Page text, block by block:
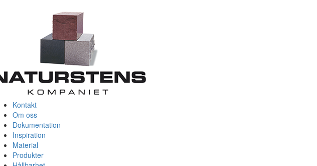
Kontakt
Om oss
Dokumentation
Inspiration
Material
Produkter